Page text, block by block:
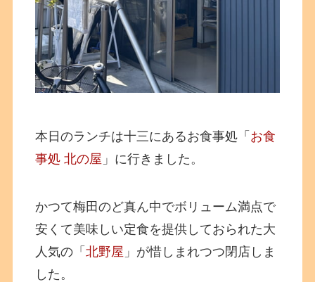
本日のランチは十三にあるお食事処「 お食
事処 北の屋 」に行きました。
かつて梅田のど真ん中でボリューム満点で
安くて美味しい定食を提供しておられた大
人気の「北野屋 」が惜しまれつつ閉店しま
した。